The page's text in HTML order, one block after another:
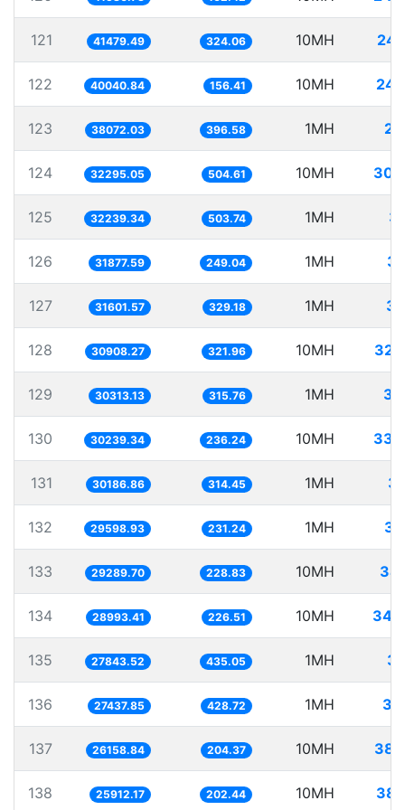
121 41479.49 324.06 10MH
122 40040.84 156.41 10MH
123 38072.03 396.58 1MH
124 32295.05 504.61 10MH
125 32239.34 503.74 1MH
126 31877.59 249.04 1MH
127 31601.57 329.18 1MH
128 30908.27 321.96 10MH
129 30313.13 315.76 1MH
130 30239.34 236.24 10MH
131 30186.86 314.45 1MH
132 29598.93 231.24 1MH
133 29289.70 228.83 10MH
134 28993.41 226.51 10MH
135 27843.52 435.05 1MH
136 27437.85 428.72 1MH
137 26158.84 204.37 10MH
138 25912.17 202.44 10MH